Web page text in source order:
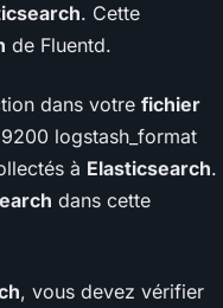
. Cette
de Fluentd.
dans votre fichier
logstash_format
à Elasticsearch.
dans cette
, vous devez vérifier